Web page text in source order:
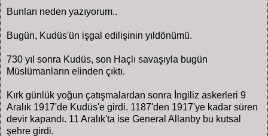
Bunları neden yazıyorum..
Bugün, Kudüs'ün işgal edilişinin yıldönümü.
730 yıl sonra Kudüs, son Haçlı savaşıyla bugün
Müslümanların elinden çıktı.
Kırk günlük yoğun çatışmalardan sonra İngiliz askerleri 9
Aralık 1917'de Kudüs'e girdi. 1187'den 1917'ye kadar süren
devir kapandı. 11 Aralık'ta ise General Allanby bu kutsal
şehre girdi.